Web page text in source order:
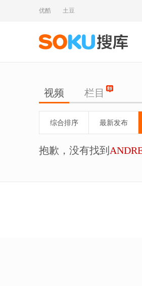
优酷 土豆
视频 栏目
综合排序 最新发布
抱歉，没有找到